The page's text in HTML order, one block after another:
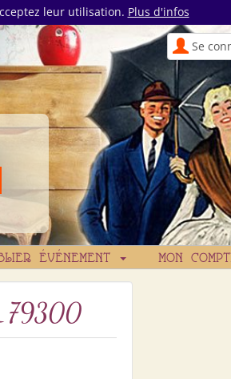
leur utilisation. Plus d'infos
Se
ÉVÉNEMENT MON